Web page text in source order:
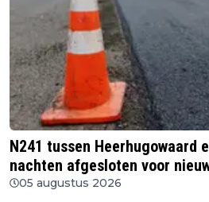
N241 tussen Heerhugowaard
nachten afgesloten voor
05 augustus 2026